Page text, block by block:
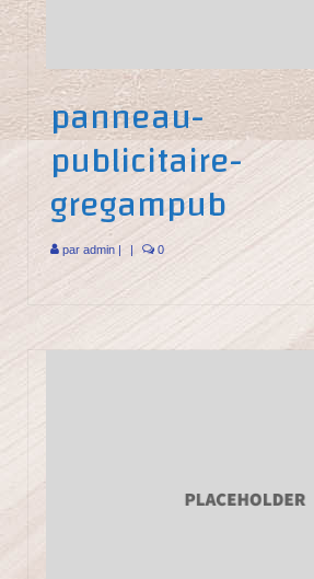
panneau-
publicitaire-
gregampub
par admin | | 0